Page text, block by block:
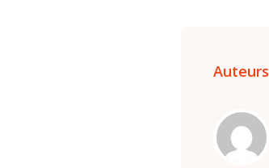
Auteurs